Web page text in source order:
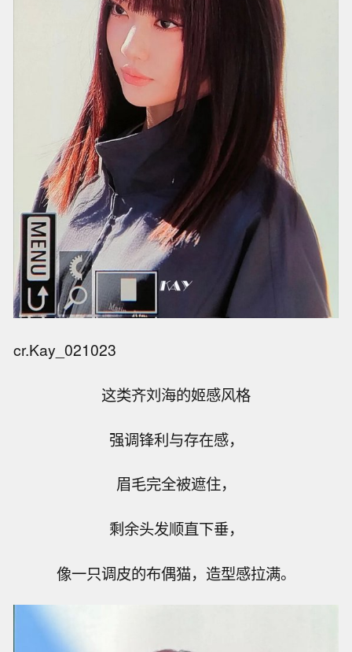
cr.Kay_021023
这类齐刘海的姬感风格
强调锋利与存在感，
眉毛完全被遮住，
剩余头发顺直下垂，
像一只调皮的布偶猫，造型感拉满。